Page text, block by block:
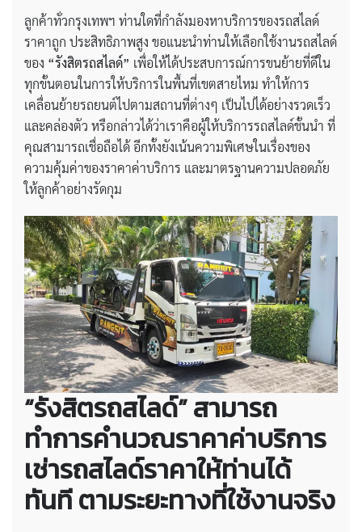
ลูกค้าทั่วกรุงเทพฯ ท่านใดที่กำลังมองหาบริการของรถสไลด์
ราคาถูก ประสิทธิภาพสูง ขอแนะนำท่านให้เลือกใช้งานรถสไลด์
ของ “รังสิตรถสไลด์” เพื่อให้ได้ประสบการณ์การขนย้ายที่ดีใน
ทุกขั้นตอนในการให้บริการในพื้นที่เขตสายไหม ทำให้การ
เคลื่อนย้ายรถยนต์ไปตามสถานที่ต่างๆ เป็นไปได้อย่างรวดเร็ว
และคล่องตัว หรือกล่าวได้ว่าเราคือผู้ให้บริการรถสไลด์ชั้นนำ ที่
คุณสามารถเชื่อถือได้ อีกทั้งยังเน้นความพิเศษในเรื่องของ
ความคุ้มค่าของราคาค่าบริการ และมาตรฐานความปลอดภัย
ให้ลูกค้าอย่างรัดกุม
“รังสิตรถสไลด์” สามารถ
ทำการคำนวณราคาค่าบริการ
เช่ารถสไลด์ราคาให้ท่านได้
ทันที ตามระยะทางที่ใช้งานจริง